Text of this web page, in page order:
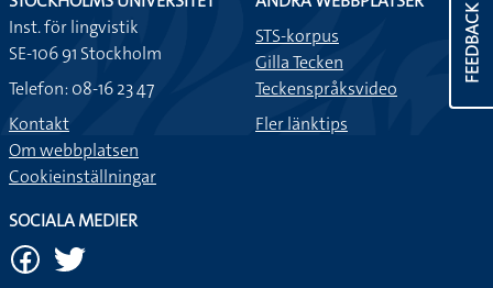
FEEDBACK
Inst. för lingvistik
SE-106 91 Stockholm
Telefon: 08-16 23 47
Kontakt
Om webbplatsen
Cookieinställningar
STS-korpus
Gilla Tecken
Teckenspråksvideo
Fler länktips
SOCIALA MEDIER